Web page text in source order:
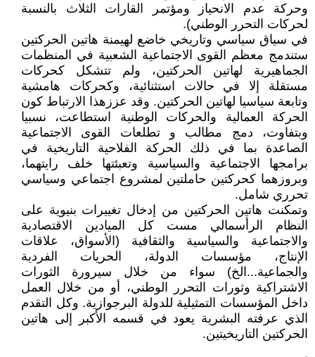
وحركة عدم الانحياز ومؤتمر القارات الثلاث بالنسبة
لحركات التحرر الوطني).
في سياق سياسي وتاريخي خاضع لهيمنة هاتين الحركتين
ستندمج معظم القوى الاجتماعية الشعبية في المنظمات
الجماهيرية لهاتين الحركتين، ولم تتشكل كحركات
مستقلة إلا في حالات استثنائية، وكحركات هامشية
وتابعة سياسيا لهاتين الحركتين. وقد عززهذا الارتباط كون
الحركة العمالية والحركات الوطنية استطاعت، نسبيا
وبتفاوت، دمج مطالب و تطلعات القوى الاجتماعية
الصاعدة بما في ذلك الحركة الفلاحية التاريخية في
برامجها الاجتماعية والسياسية وتعبئتها خلف رايتهما،
وبروزهما كحركتين حاملتين لمشروع اجتماعي وسياسي
تحرري شامل.
وتمكنت هاتين الحركتين من إدخال تغييرات بنيوية على
النظام الرأسمالي مست كل الميادين الاقتصادية
والاجتماعية والسياسية والثقافية (الأسواق، علاقات
الإنتاج، مؤسسات الدولة، الحريات الفردية
والجماعية...الخ) سواء من خلال سيرورة الثورات
الاشتراكية وثورات التحرر الوطني، أو من خلال العمل
داخل المؤسسات التمثيلية للدولة البرجوازية. وكل التقدم
الذي عرفته البشرية يعود في قسمه الأكبر إلى هاتين
الحركتين التاريخيتين.